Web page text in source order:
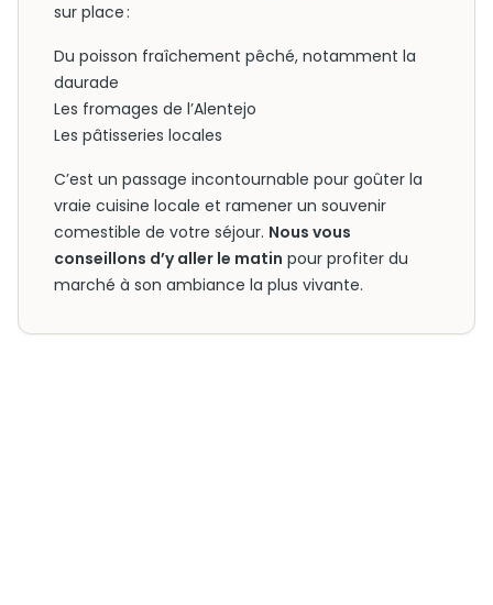
sur place :
Du poisson fraîchement pêché, notamment la
daurade
Les fromages de l’Alentejo
Les pâtisseries locales
C’est un passage incontournable pour goûter la
vraie cuisine locale et ramener un souvenir
comestible de votre séjour. Nous vous
conseillons d’y aller le matin pour profiter du
marché à son ambiance la plus vivante.